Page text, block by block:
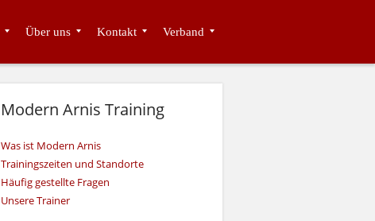
Über uns Kontakt Verband
Modern Arnis Training
Was ist Modern Arnis
Trainingszeiten und Standorte
Häufig gestellte Fragen
Unsere Trainer